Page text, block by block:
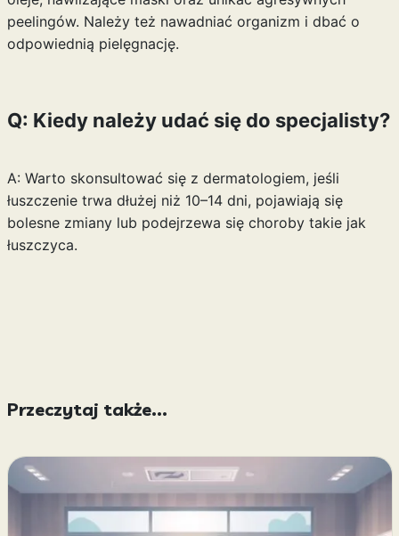
peelingów. Należy też nawadniać organizm i dbać o
odpowiednią pielęgnację.
Q: Kiedy należy udać się do specjalisty?
A: Warto skonsultować się z dermatologiem, jeśli
łuszczenie trwa dłużej niż 10–14 dni, pojawiają się
bolesne zmiany lub podejrzewa się choroby takie jak
łuszczyca.
Przeczytaj także...